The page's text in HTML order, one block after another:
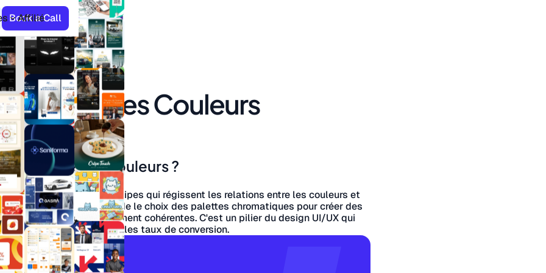
Affilié
Book a Call
Théorie des Couleurs
la théorie des couleurs ?
est l'ensemble des principes qui régissent les relations entre les couleurs et
En web design, elle guide le choix des palettes chromatiques pour créer des
lisibles et émotionnellement cohérentes. C'est un pilier du design UI/UX qui
l'expérience utilisateur et les taux de conversion.